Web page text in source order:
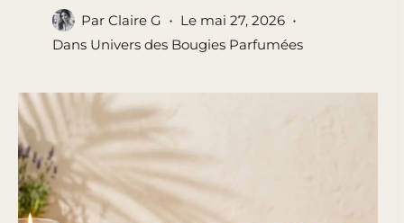
Par Claire G Le mai 27, 2026
Dans Univers des Bougies Parfumées